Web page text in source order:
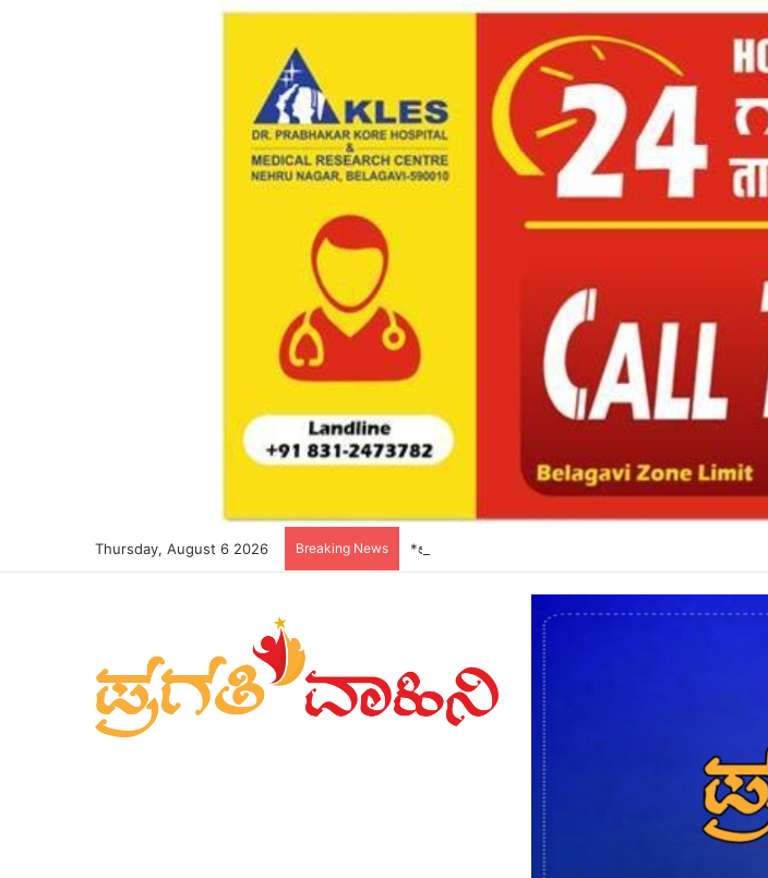
Thursday, August 6 2026 Breaking News *ಲಕ್ಷ್ಮೀ ಹೆಬ್ಬಾಳಕರ್ ಅವರನ್ನು ಸಂಪುಟದಿಂದ ಹೊರಗಿಟ್ಟಿದ್ದೇಕೆ?*